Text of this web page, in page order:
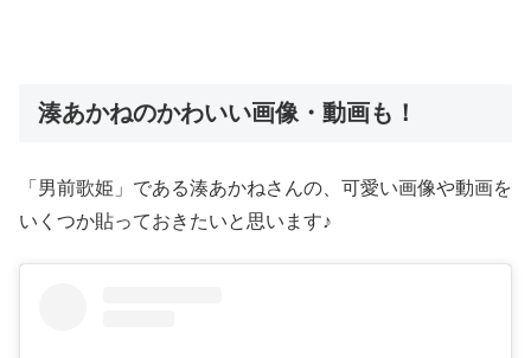
湊あかねのかわいい画像・動画も！
「男前歌姫」である湊あかねさんの、可愛い画像や動画を
いくつか貼っておきたいと思います♪